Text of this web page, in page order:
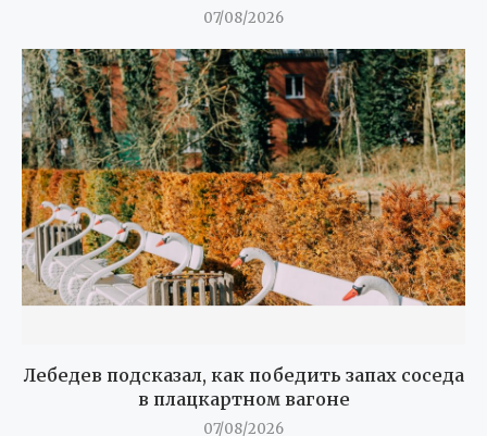
07/08/2026
Лебедев подсказал, как победить запах соседа
в плацкартном вагоне
07/08/2026